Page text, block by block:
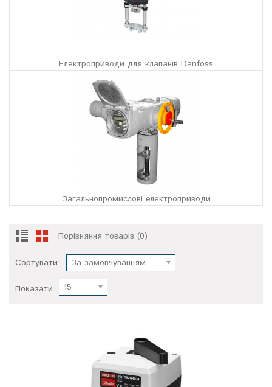
Електроприводи для клапанів Danfoss
Загальнопромислові електроприводи
Порівняння товарів (0)
Сортувати: За замовчуванням
Показати 15